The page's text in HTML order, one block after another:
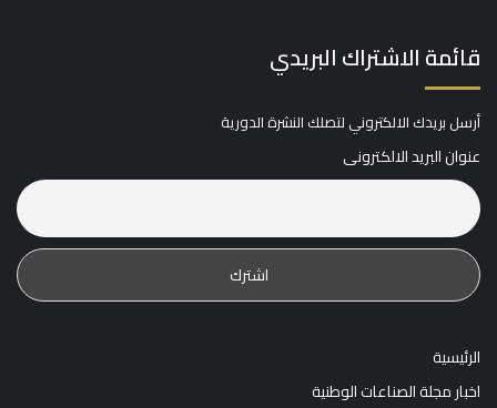
قائمة الاشتراك البريدي
أرسل بريدك الالكتروني لتصلك النشرة الدورية
عنوان البريد الالكترونى
الرئيسية
اخبار مجلة الصناعات الوطنية